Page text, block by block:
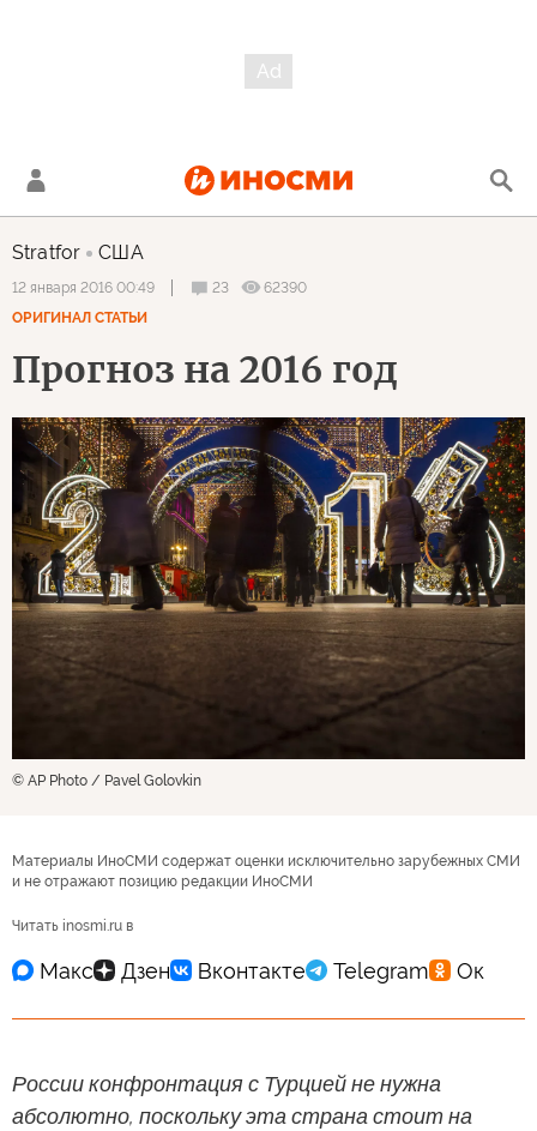
Stratfor США
12 января 2016 00:49 23
62390
ОРИГИНАЛ СТАТЬИ
Прогноз на 2016 год
© AP Photo / Pavel Golovkin
Материалы ИноСМИ содержат оценки исключительно зарубежных СМИ
и не отражают позицию редакции ИноСМИ
Читать inosmi.ru в
России конфронтация с Турцией не нужна
абсолютно, поскольку эта страна стоит на